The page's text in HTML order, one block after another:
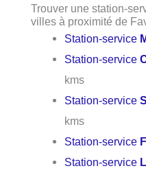
Trouver une station-
villes à proximité de
Station-service
Station-service
kms
Station-service
kms
Station-service
Station-service